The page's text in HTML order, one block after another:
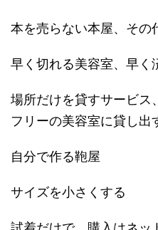
本を売らない本屋、その
早く切れる美容室、早く
場所だけを貸すサービス
フリーの美容室に貸し出
自分で作る鞄屋
サイズを小さくする